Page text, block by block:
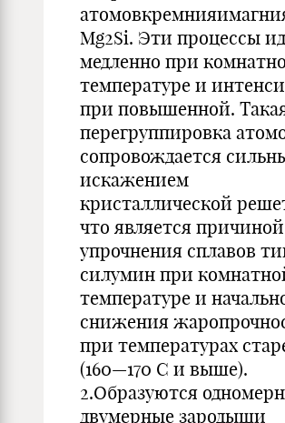
Mg2Si. Эти процессы
медленно при
температуре и
при повышенной.
перегруппировка
сопровождается
искажением
кристаллической
что является причиной
упрочнения сплавов
силумин при
температуре и
снижения
при температурах
(160—170 С и выше).
2.Образуются
двумерные зародыши